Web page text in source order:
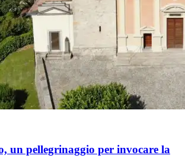
un pellegrinaggio per invocare la